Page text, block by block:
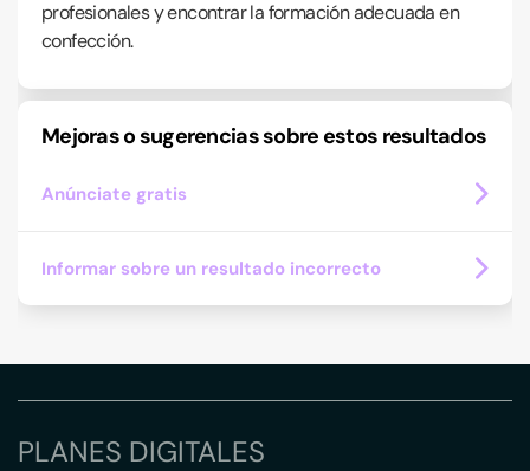
profesionales y encontrar la formación adecuada en
confección.
Mejoras o sugerencias sobre estos resultados
Anúnciate gratis
Informar sobre un resultado incorrecto
PLANES DIGITALES